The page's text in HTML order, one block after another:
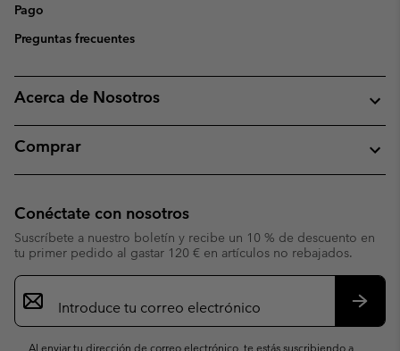
Pago
Preguntas frecuentes
Acerca de Nosotros
Comprar
Conéctate con nosotros
Suscríbete a nuestro boletín y recibe un 10 % de descuento en
tu primer pedido al gastar 120 € en artículos no rebajados.
Suscripción
de
correo
Al enviar tu dirección de correo electrónico, te estás suscribiendo a